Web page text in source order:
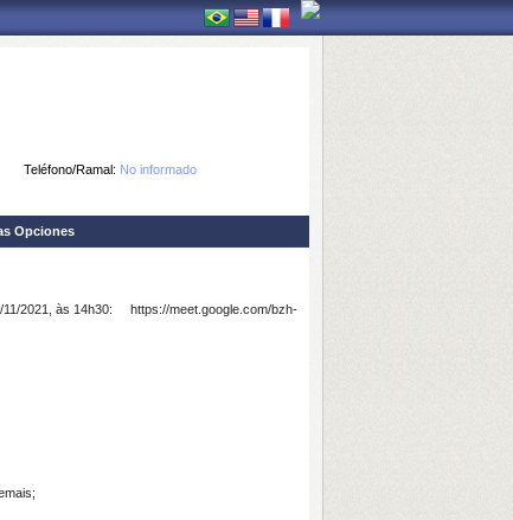
Teléfono/Ramal: No informado
Opciones
/11/2021 , às 14h30:
https://meet.google.com/bzh-